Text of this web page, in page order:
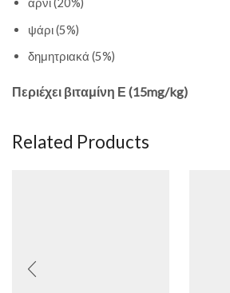
ψάρι (5%)
δημητριακά (5%)
Περιέχει βιταμίνη Ε (15mg/kg)
Related Products